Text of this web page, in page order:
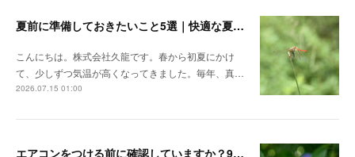
夏前に準備しておきたいこと5選｜快適な夏を迎えるための空調設備チェック
こんにちは。株式会社久龍です。春から初夏にかけ
て、少しずつ気温が高くなってきました。毎年、真…
2026.07.15 01:00
エアコンをつける前に確認していますか？9割の人が見落としがちな3つのポイント